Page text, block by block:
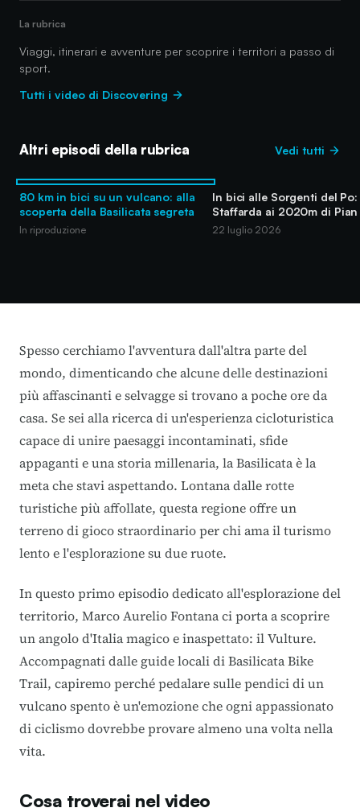
La rubrica
Viaggi, itinerari e avventure per scoprire i territori a passo di
sport.
Tutti i video di Discovering
Altri episodi della rubrica Vedi tutti
80 km in bici su un vulcano: alla
scoperta della Basilicata segreta
In riproduzione
In bici alle Sorgenti del Po:
Staffarda ai 2020m di Pian
22 luglio 2026
Spesso cerchiamo l'avventura dall'altra parte del
mondo, dimenticando che alcune delle destinazioni
più affascinanti e selvagge si trovano a poche ore da
casa. Se sei alla ricerca di un'esperienza cicloturistica
capace di unire paesaggi incontaminati, sfide
appaganti e una storia millenaria, la Basilicata è la
meta che stavi aspettando. Lontana dalle rotte
turistiche più affollate, questa regione offre un
terreno di gioco straordinario per chi ama il turismo
lento e l'esplorazione su due ruote.
In questo primo episodio dedicato all'esplorazione del
territorio, Marco Aurelio Fontana ci porta a scoprire
un angolo d'Italia magico e inaspettato: il Vulture.
Accompagnati dalle guide locali di Basilicata Bike
Trail, capiremo perché pedalare sulle pendici di un
vulcano spento è un'emozione che ogni appassionato
di ciclismo dovrebbe provare almeno una volta nella
vita.
Cosa troverai nel video